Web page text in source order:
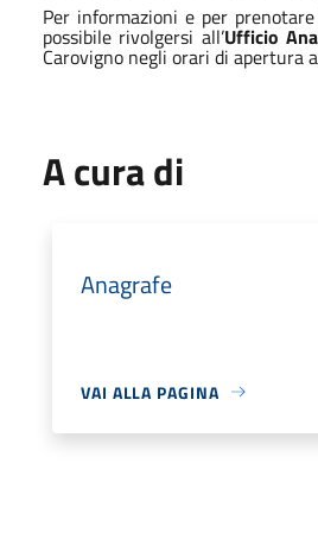
Per informazioni e per
possibile rivolgersi all’Ufficio
Carovigno negli orari di apertura
A cura di
Anagrafe
VAI ALLA PAGINA